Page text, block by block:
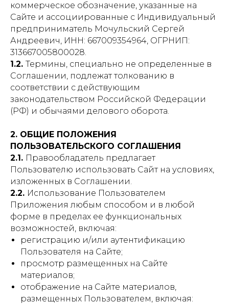
коммерческое обозначение, указанные на
Сайте и ассоциированные с Индивидуальный
предприниматель Мочульский Сергей
Андреевич, ИНН: 667009354964, ОГРНИП:
313667005800028.
1.2. Термины, специально не определенные в
Соглашении, подлежат толкованию в
соответствии с действующим
законодательством Российской Федерации
(РФ) и обычаями делового оборота.
2. ОБЩИЕ ПОЛОЖЕНИЯ
ПОЛЬЗОВАТЕЛЬСКОГО СОГЛАШЕНИЯ
2.1. Правообладатель предлагает
Пользователю использовать Сайт на условиях,
изложенных в Соглашении.
2.2. Использование Пользователем
Приложения любым способом и в любой
форме в пределах ее функциональных
возможностей, включая:
регистрацию и/или аутентификацию
Пользователя на Сайте;
просмотр размещенных на Сайте
материалов;
отображение на Сайте материалов,
размещенных Пользователем, включая: